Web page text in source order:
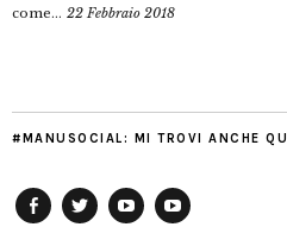
come... 22 Febbraio 2018
#MANUSOCIAL: MI TROVI ANCHE QUI